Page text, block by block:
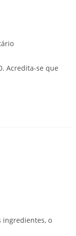
Acredita-se que
ingredientes, o